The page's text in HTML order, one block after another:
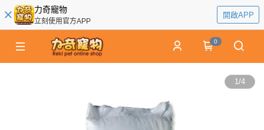
力奇寵物
立刻使用官方APP
開啟APP
0
1/4